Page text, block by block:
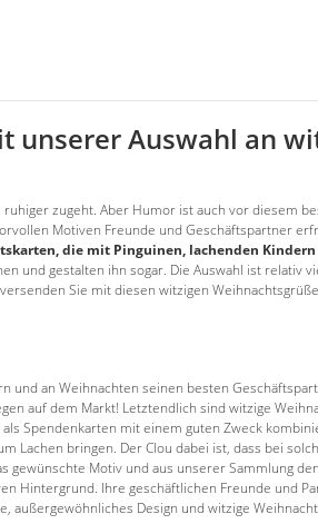
unserer Auswahl an
zugeht. Aber Humor ist auch vor diesem
Motiven Freunde und Geschäftspartner
die mit Pinguinen, lachenden
und gestalten ihn sogar. Die Auswahl ist relativ
Sie mit diesen witzigen
und an Weihnachten seinen besten
auf dem Markt! Letztendlich sind witzige
Spendenkarten mit einem guten Zweck
Lachen bringen. Der Clou dabei ist, dass bei
Motiv und aus unserer Sammlung
Hintergrund. Ihre geschäftlichen Freunde und
außergewöhnliches Design und witzige